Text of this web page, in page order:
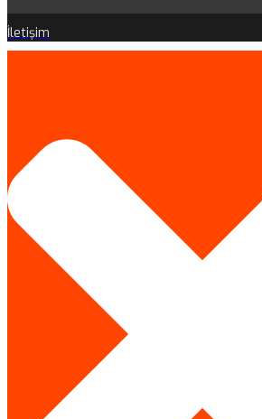
İletişim